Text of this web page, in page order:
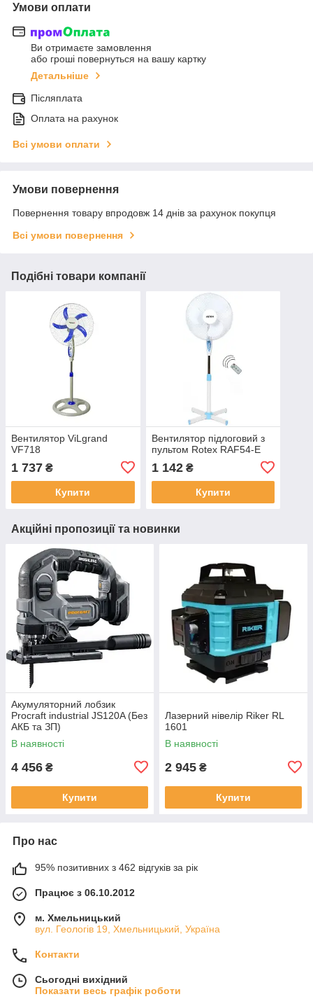
Умови оплати
Ви отримаєте замовлення
або гроші повернуться на вашу картку
Детальніше
Післяплата
Оплата на рахунок
Всі умови оплати
Умови повернення
Повернення товару впродовж 14 днів за рахунок покупця
Всі умови повернення
Подібні товари компанії
Вентилятор ViLgrand
VF718
1 737 ₴
Купити
Вентилятор підлоговий з
пультом Rotex RAF54-E
1 142₴
Купити
Акційні пропозиції та новинки
Акумуляторний лобзик
Procraft industrial JS120A (Без
АКБ та ЗП)
В наявності
4 456 ₴
Купити
Лазерний нівелір Riker RL
1601
В наявності
2 945 ₴
Купити
Про нас
95% позитивних з 462 відгуків за рік
Працює з 06.10.2012
м. Хмельницький
вул. Геологів 19, Хмельницький, Україна
Контакти
Сьогодні вихідний
Показати весь графік роботи